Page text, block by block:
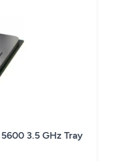
Procesor AMD AM4 Ryzen 5 5600 3.5 GHz Tray